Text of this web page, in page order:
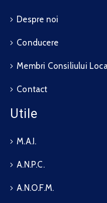
Despre noi
Conducere
Membri Consiliului
Contact
Utile
M.A.I.
A.N.P.C.
A.N.O.F.M.